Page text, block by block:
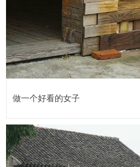
做一个好看的女子